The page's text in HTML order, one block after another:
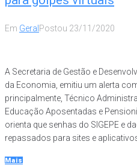
Em Geral Postou 23/11/2020
A Secretaria de Gestão e
da Economia, emitiu um alerta
principalmente, Técnico
Educação Aposentadas e
orienta que senhas do SIGEPE e
repassados para sites e
Mais